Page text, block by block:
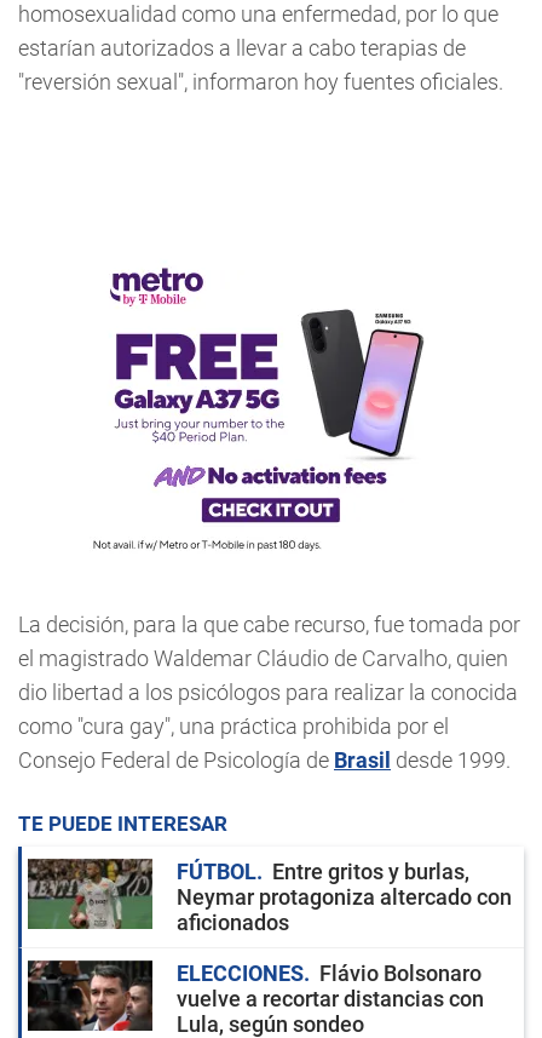
homosexualidad como una enfermedad, por lo que
estarían autorizados a llevar a cabo terapias de
"reversión sexual", informaron hoy fuentes oficiales.
La decisión, para la que cabe recurso, fue tomada por
el magistrado Waldemar Cláudio de Carvalho, quien
dio libertad a los psicólogos para realizar la conocida
como "cura gay", una práctica prohibida por el
Consejo Federal de Psicología de Brasil desde 1999.
TE PUEDE INTERESAR
FÚTBOL
Entre gritos y burlas,
Neymar protagoniza altercado con
aficionados
ELECCIONES
Flávio Bolsonaro
vuelve a recortar distancias con
Lula, según sondeo